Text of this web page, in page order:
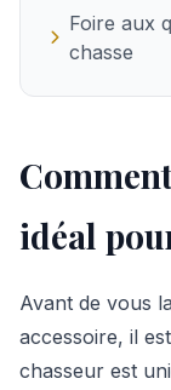
Foire aux
chasse
idéal
Avant de vous
accessoire, il
chasseur est